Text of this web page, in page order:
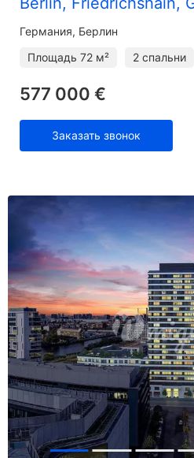
Германия, Берлин
Площадь 72 м² 2 спальни
577 000 €
Заказать звонок